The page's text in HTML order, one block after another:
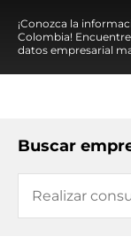
¡Conozca la
Colombia!
datos empresarial
Buscar